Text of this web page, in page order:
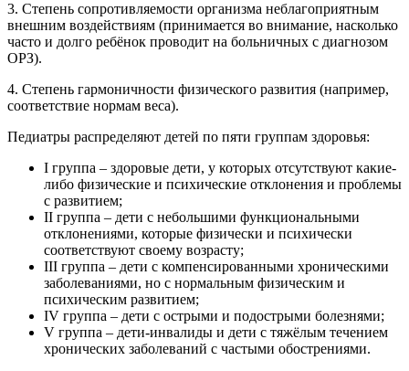
3. Степень сопротивляемости организма неблагоприятным
внешним воздействиям (принимается во внимание, насколько
часто и долго ребёнок проводит на больничных с диагнозом
ОРЗ).
4. Степень гармоничности физического развития (например,
соответствие нормам веса).
Педиатры распределяют детей по пяти группам здоровья:
I группа – здоровые дети, у которых отсутствуют какие-
либо физические и психические отклонения и проблемы
с развитием;
II группа – дети с небольшими функциональными
отклонениями, которые физически и психически
соответствуют своему возрасту;
III группа – дети с компенсированными хроническими
заболеваниями, но с нормальным физическим и
психическим развитием;
IV группа – дети с острыми и подострыми болезнями;
V группа – дети-инвалиды и дети с тяжёлым течением
хронических заболеваний с частыми обострениями.